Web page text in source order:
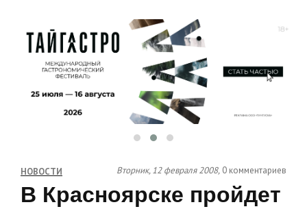
НОВОСТИ Вторник, 12 февраля 2008, 0 комментариев
В Красноярске пройдет